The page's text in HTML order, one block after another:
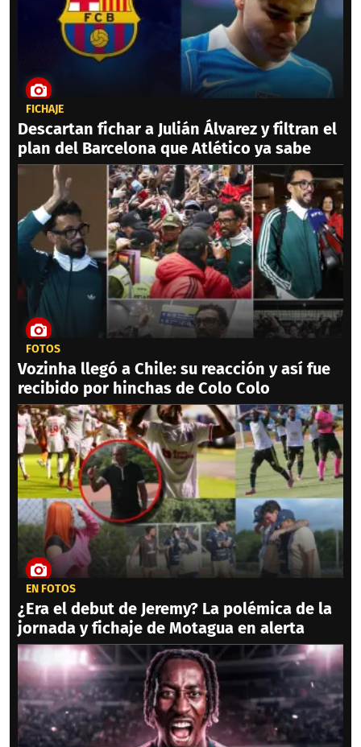
FICHAJE
Descartan fichar a Julián Álvarez y filtran el
plan del Barcelona que Atlético ya sabe
FOTOS
Vozinha llegó a Chile: su reacción y así fue
recibido por hinchas de Colo Colo
EN FOTOS
¿Era el debut de Jeremy? La polémica de la
jornada y fichaje de Motagua en alerta